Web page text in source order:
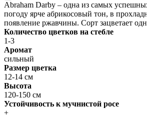
Abraham Darby – одна из самых
погоду ярче абрикосовый тон, в
появление ржавчины. Сорт зацветает
Количество цветков на стебле
1-3
Аромат
сильный
Размер цветка
12-14 см
Высота
120-150 см
Устойчивость к мучнистой росе
+